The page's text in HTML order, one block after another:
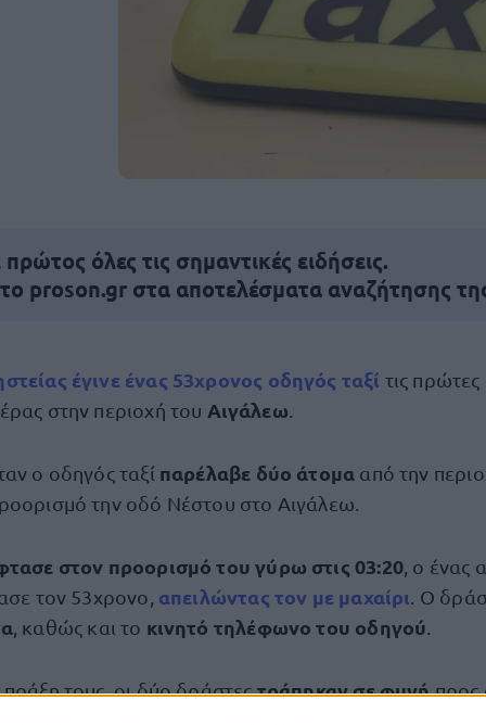
όλες τις σημαντικές ειδήσεις.
proson.gr στα αποτελέσματα αναζήτησης
έγινε ένας 53χρονος οδηγός ταξί τις
στην περιοχή του Αιγάλεω
ο οδηγός ταξί παρέλαβε δύο άτομα από την
την οδό Νέστου στο Αιγάλεω.
στον προορισμό του γύρω στις 03:20, ο ένας
τον 53χρονο, απειλώντας τον με μαχαίρι . Ο
, καθώς και το κινητό τηλέφωνο του οδηγού
τους, οι δύο δράστεςτράπηκαν σε φυγήπρος